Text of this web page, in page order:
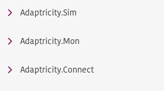
Adaptricity.Sim
Adaptricity.Mon
Adaptricity.Connect